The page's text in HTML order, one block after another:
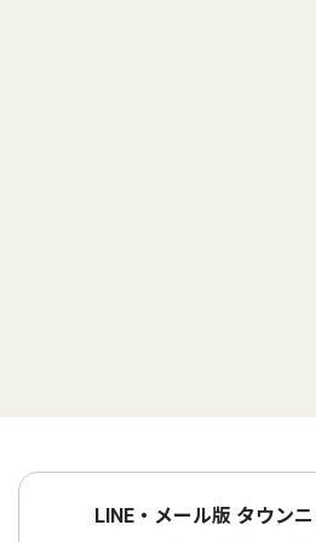
LINE・メール版 タウン